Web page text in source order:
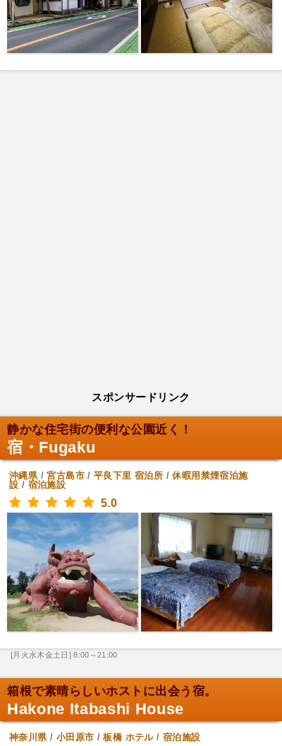
スポンサードリンク
静かな住宅街の便利な公園近く！
宿・Fugaku
沖縄県/宮古島市/平良下里 宿泊所 /休暇用禁煙宿泊施
設 / 宿泊施設
5.0
[月火水木金土日] 8:00～21:00
箱根で素晴らしいホストに出会う宿。
Hakone Itabashi House
神奈川県/ 小田原市 /板橋 ホテル/ 宿泊施設